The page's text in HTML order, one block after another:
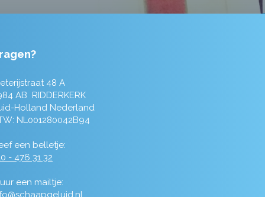
48 A
AB RIDDERKERK
Holland Nederland
NL001280042B94
een belletje:
- 476 31 32
een mailtje: